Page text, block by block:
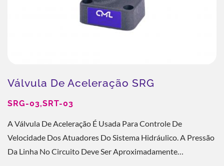
Válvula De Aceleração SRG
SRG-03,SRT-03
A Válvula De Aceleração É Usada Para Controle De
Velocidade Dos Atuadores Do Sistema Hidráulico. A Pressão
Da Linha No Circuito Deve Ser Aproximadamente